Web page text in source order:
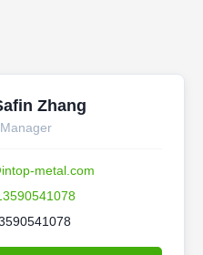
Zhang
Manager
metal.com